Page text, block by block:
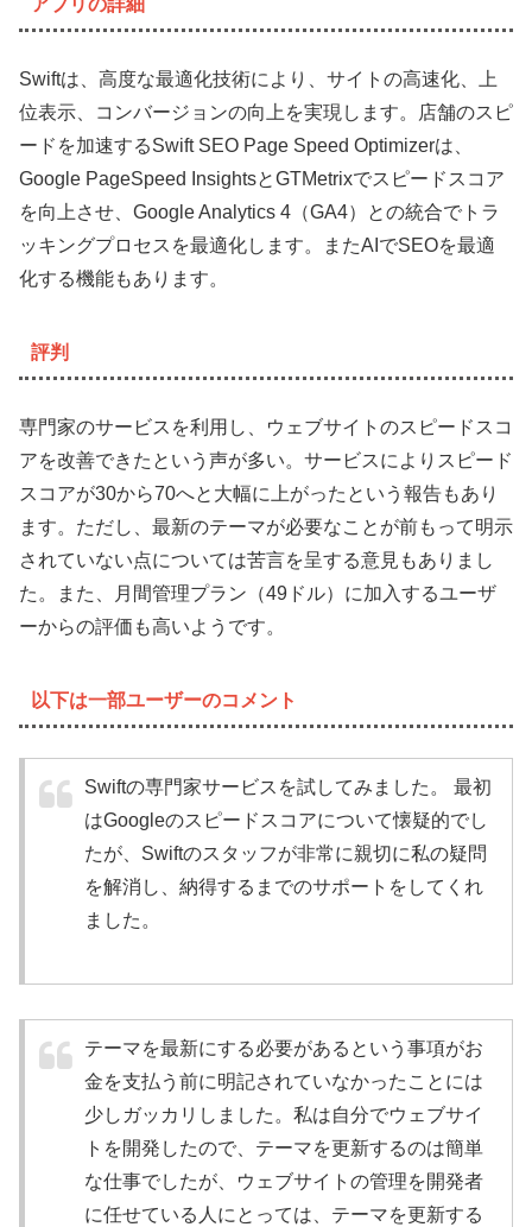
アプリの詳細
Swiftは、高度な最適化技術により、サイトの高速化、上
位表示、コンバージョンの向上を実現します。店舗のスピ
ードを加速するSwift SEO Page Speed Optimizerは、
Google PageSpeed InsightsとGTMetrixでスピードスコア
を向上させ、Google Analytics 4（GA4）との統合でトラ
ッキングプロセスを最適化します。またAIでSEOを最適
化する機能もあります。
評判
専門家のサービスを利用し、ウェブサイトのスピードスコ
アを改善できたという声が多い。サービスによりスピード
スコアが30から70へと大幅に上がったという報告もあり
ます。ただし、最新のテーマが必要なことが前もって明示
されていない点については苦言を呈する意見もありまし
た。また、月間管理プラン（49ドル）に加入するユーザ
ーからの評価も高いようです。
以下は一部ユーザーのコメント
Swiftの専門家サービスを試してみました。 最初
はGoogleのスピードスコアについて懐疑的でし
たが、Swiftのスタッフが非常に親切に私の疑問
を解消し、納得するまでのサポートをしてくれ
ました。
テーマを最新にする必要があるという事項がお
金を支払う前に明記されていなかったことには
少しガッカリしました。私は自分でウェブサイ
トを開発したので、テーマを更新するのは簡単
な仕事でしたが、ウェブサイトの管理を開発者
に任せている人にとっては、テーマを更新する